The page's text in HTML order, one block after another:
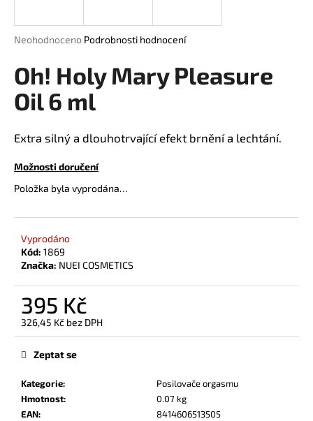
Průměrné
produktu
je
0,0
z
hvězdiček.
Neohodnoceno Podrobnosti hodnocení
Oh! Holy Mary Pleasure
Oil 6 ml
Extra silný a dlouhotrvající efekt brnění a lechtání.
Možnosti doručení
Položka byla vyprodána…
Vyprodáno
Kód: 1869
Značka: NUEI COSMETICS
395 Kč
326,45 Kč bez DPH
Měrná
Kategorie:
Posilovače orgasmu
Hmotnost:
0.07 kg
EAN:
8414606513505
Zeptat se
j
t
?
HLEDAT
o
p
o
r
u
m
e